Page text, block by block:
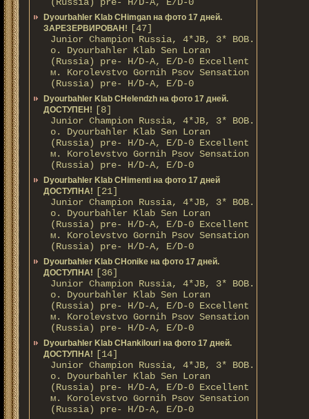
Dyourbahler Klab CHimgan на фото 17 дней.
ЗАРЕЗЕРВИРОВАН!
[47]
Junior Champion Russia, 4*JB, 3* BOB.
о. Dyourbahler Klab Sen Loran
(Russia) pre- H/D-A, E/D-0 Excellent
м. Korolevstvo Gornih Psov Sensation
(Russia) pre- H/D-A, E/D-0
Dyourbahler Klab CHelendzh на фото 17 дней.
ДОСТУПЕН!
[8]
Junior Champion Russia, 4*JB, 3* BOB.
о. Dyourbahler Klab Sen Loran
(Russia) pre- H/D-A, E/D-0 Excellent
м. Korolevstvo Gornih Psov Sensation
(Russia) pre- H/D-A, E/D-0
Dyourbahler Klab CHimenti на фото 17 дней
ДОСТУПНА!
[21]
Junior Champion Russia, 4*JB, 3* BOB.
о. Dyourbahler Klab Sen Loran
(Russia) pre- H/D-A, E/D-0 Excellent
м. Korolevstvo Gornih Psov Sensation
(Russia) pre- H/D-A, E/D-0
Dyourbahler Klab CHonike на фото 17 дней.
ДОСТУПНА!
[36]
Junior Champion Russia, 4*JB, 3* BOB.
о. Dyourbahler Klab Sen Loran
(Russia) pre- H/D-A, E/D-0 Excellent
м. Korolevstvo Gornih Psov Sensation
(Russia) pre- H/D-A, E/D-0
Dyourbahler Klab CHankilouri на фото 17 дней.
ДОСТУПНА!
[14]
Junior Champion Russia, 4*JB, 3* BOB.
о. Dyourbahler Klab Sen Loran
(Russia) pre- H/D-A, E/D-0 Excellent
м. Korolevstvo Gornih Psov Sensation
(Russia) pre- H/D-A, E/D-0